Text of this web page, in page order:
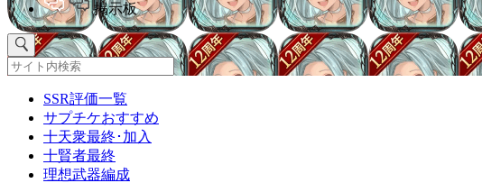
掲示板
SSR評価一覧
サプチケおすすめ
十天衆最終･加入
十賢者最終
理想武器編成